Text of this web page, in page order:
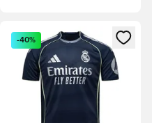
vagy a tagként
Megnyit egy modált a
-40%